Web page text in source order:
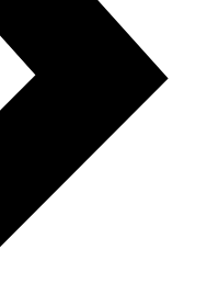
izvairīties no cilvēciska
darbus, ļaujot cilvēku
uzdevumiem. LMT izstrādā
tos pielāgojot
klienta biznesa sistēmās.